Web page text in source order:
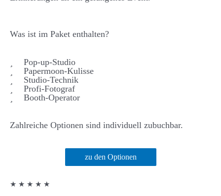
Was ist im Paket enthalten?
Pop-up-Studio
Papermoon-Kulisse
Studio-Technik
Profi-Fotograf
Booth-Operator
Zahlreiche Optionen sind individuell zubuchbar.
zu den Optionen
★ ★ ★ ★ ★